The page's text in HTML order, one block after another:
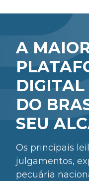
A
DO
SEU
Os principais
julgamentos,
pecuária